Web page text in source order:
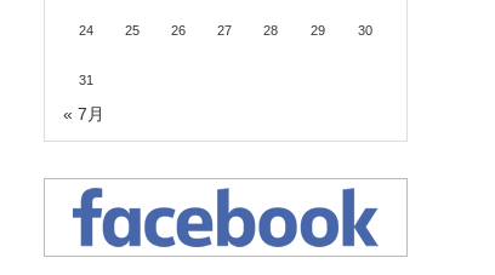
24 25 26 27 28 29 30
31
« 7月